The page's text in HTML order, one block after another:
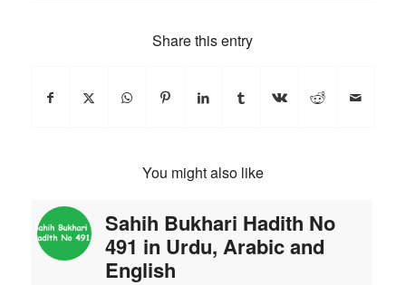
Share this entry
You might also like
Sahih Bukhari Hadith No
491 in Urdu, Arabic and
English